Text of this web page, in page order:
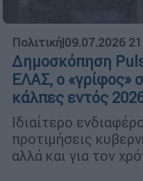
Πολιτική|09.07.2026
Δημοσκόπηση
ΕΛΑΣ, ο «γρίφος»
κάλπες εντός
Ιδιαίτερο
προτιμήσεις
αλλά και για τον